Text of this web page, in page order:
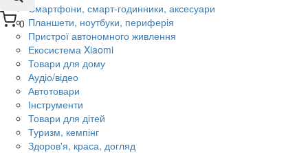
0
Смартфони, смарт-годинники, аксесуари
Планшети, ноутбуки, периферія
Пристрої автономного живлення
Екосистема Xiaomi
Товари для дому
Аудіо/відео
Автотовари
Інструменти
Товари для дітей
Туризм, кемпінг
Здоров'я, краса, догляд